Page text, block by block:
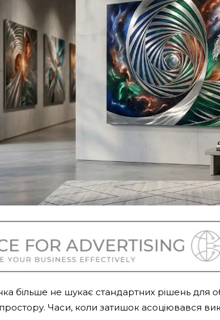
більше не шукає стандартних рішень для
Часи, коли затишок асоціювався